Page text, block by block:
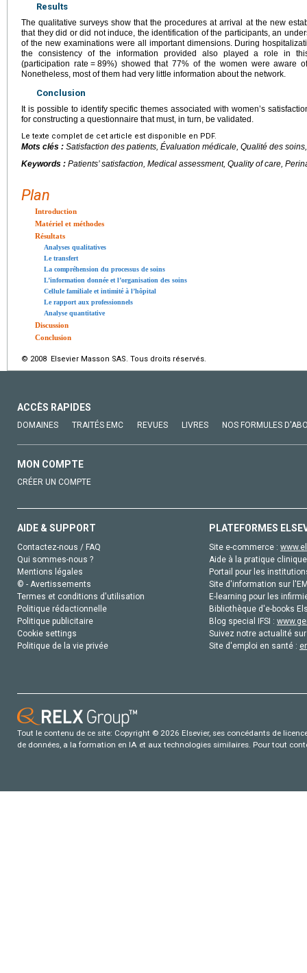
Results
The qualitative surveys show that the procedures at arrival at the new
that they did or did not induce, the identification of the participants, an
of the new examinations were all important dimensions. During
the consistency of the information provided also played a role in
(participation rate = 89%) showed that 77% of the women were aware
Nonetheless, most of them had very little information about the network.
Conclusion
It is possible to identify specific themes associated with women’s
for constructing a questionnaire that must, in turn, be validated.
Le texte complet de cet article est disponible en PDF.
Mots clés : Satisfaction des patients, Évaluation médicale, Qualité des
Keywords : Patients’ satisfaction, Medical assessment, Quality of care,
Plan
Introduction
Matériel et méthodes
Résultats
Analyses qualitatives
Le transfert
La compréhension du processus de soins
L’information donnée et l’organisation des soins
Cellule familiale et intimité à l’hôpital
Le rapport aux professionnels
Analyse quantitative
Discussion
Conclusion
© 2008 Elsevier Masson SAS. Tous droits réservés.
ACCÈS RAPIDES
DOMAINES TRAITÉS EMC REVUES LIVRES NOS FORMULES
MON COMPTE
CRÉER UN COMPTE
AIDE & SUPPORT
Contactez-nous / FAQ
Qui sommes-nous ?
Mentions légales
© - Avertissements
Termes et conditions d'utilisation
Politique rédactionnelle
Politique publicitaire
Cookie settings
Politique de la vie privée
PLATEFORMES
Site e-commerce :
Aide à la pratique
Portail pour les
Site d'information sur
E-learning pour les
Bibliothèque d'e-books
Blog special IFSI :
Suivez notre actualité
Site d'emploi en santé :
Tout le contenu de ce site: Copyright © 2026 Elsevier, ses concédants de
de données, a la formation en IA et aux technologies similaires. Pour tout